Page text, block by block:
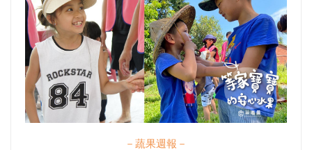
－蔬果週報－